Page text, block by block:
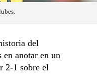
del
anotar en un
2-1 sobre el